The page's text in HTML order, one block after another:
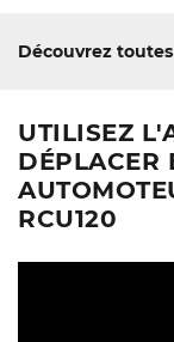
Découvrez
UTILISEZ
DÉPLACER
RCU120